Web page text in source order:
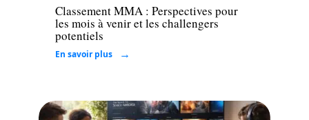
Classement MMA : Perspectives pour
les mois à venir et les challengers
potentiels
En savoir plus